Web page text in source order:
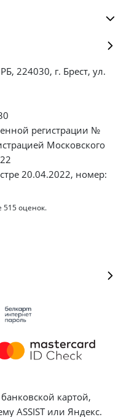
224030, г. Брест, ул.
регистрации №
Московского
20.04.2022, номер:
515оценок.
картой,
ASSIST или Яндекс.